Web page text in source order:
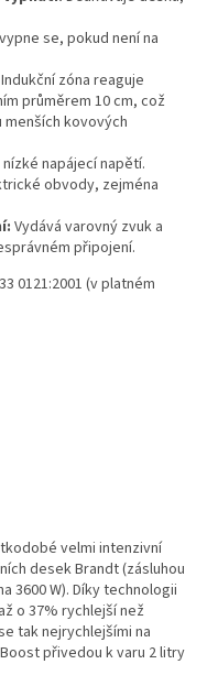
se, pokud není na
Indukční zóna reaguje
průměrem 10 cm, což
kovových
napájecí napětí.
obvody, zejména
Vydává varovný zvuk a
připojení.
0121:2001 (v platném
velmi intenzivní
desek Brandt (zásluhou
3600 W). Díky technologii
o 37% rychlejší než
tak nejrychlejšími na
přivedou k varu 2 litry